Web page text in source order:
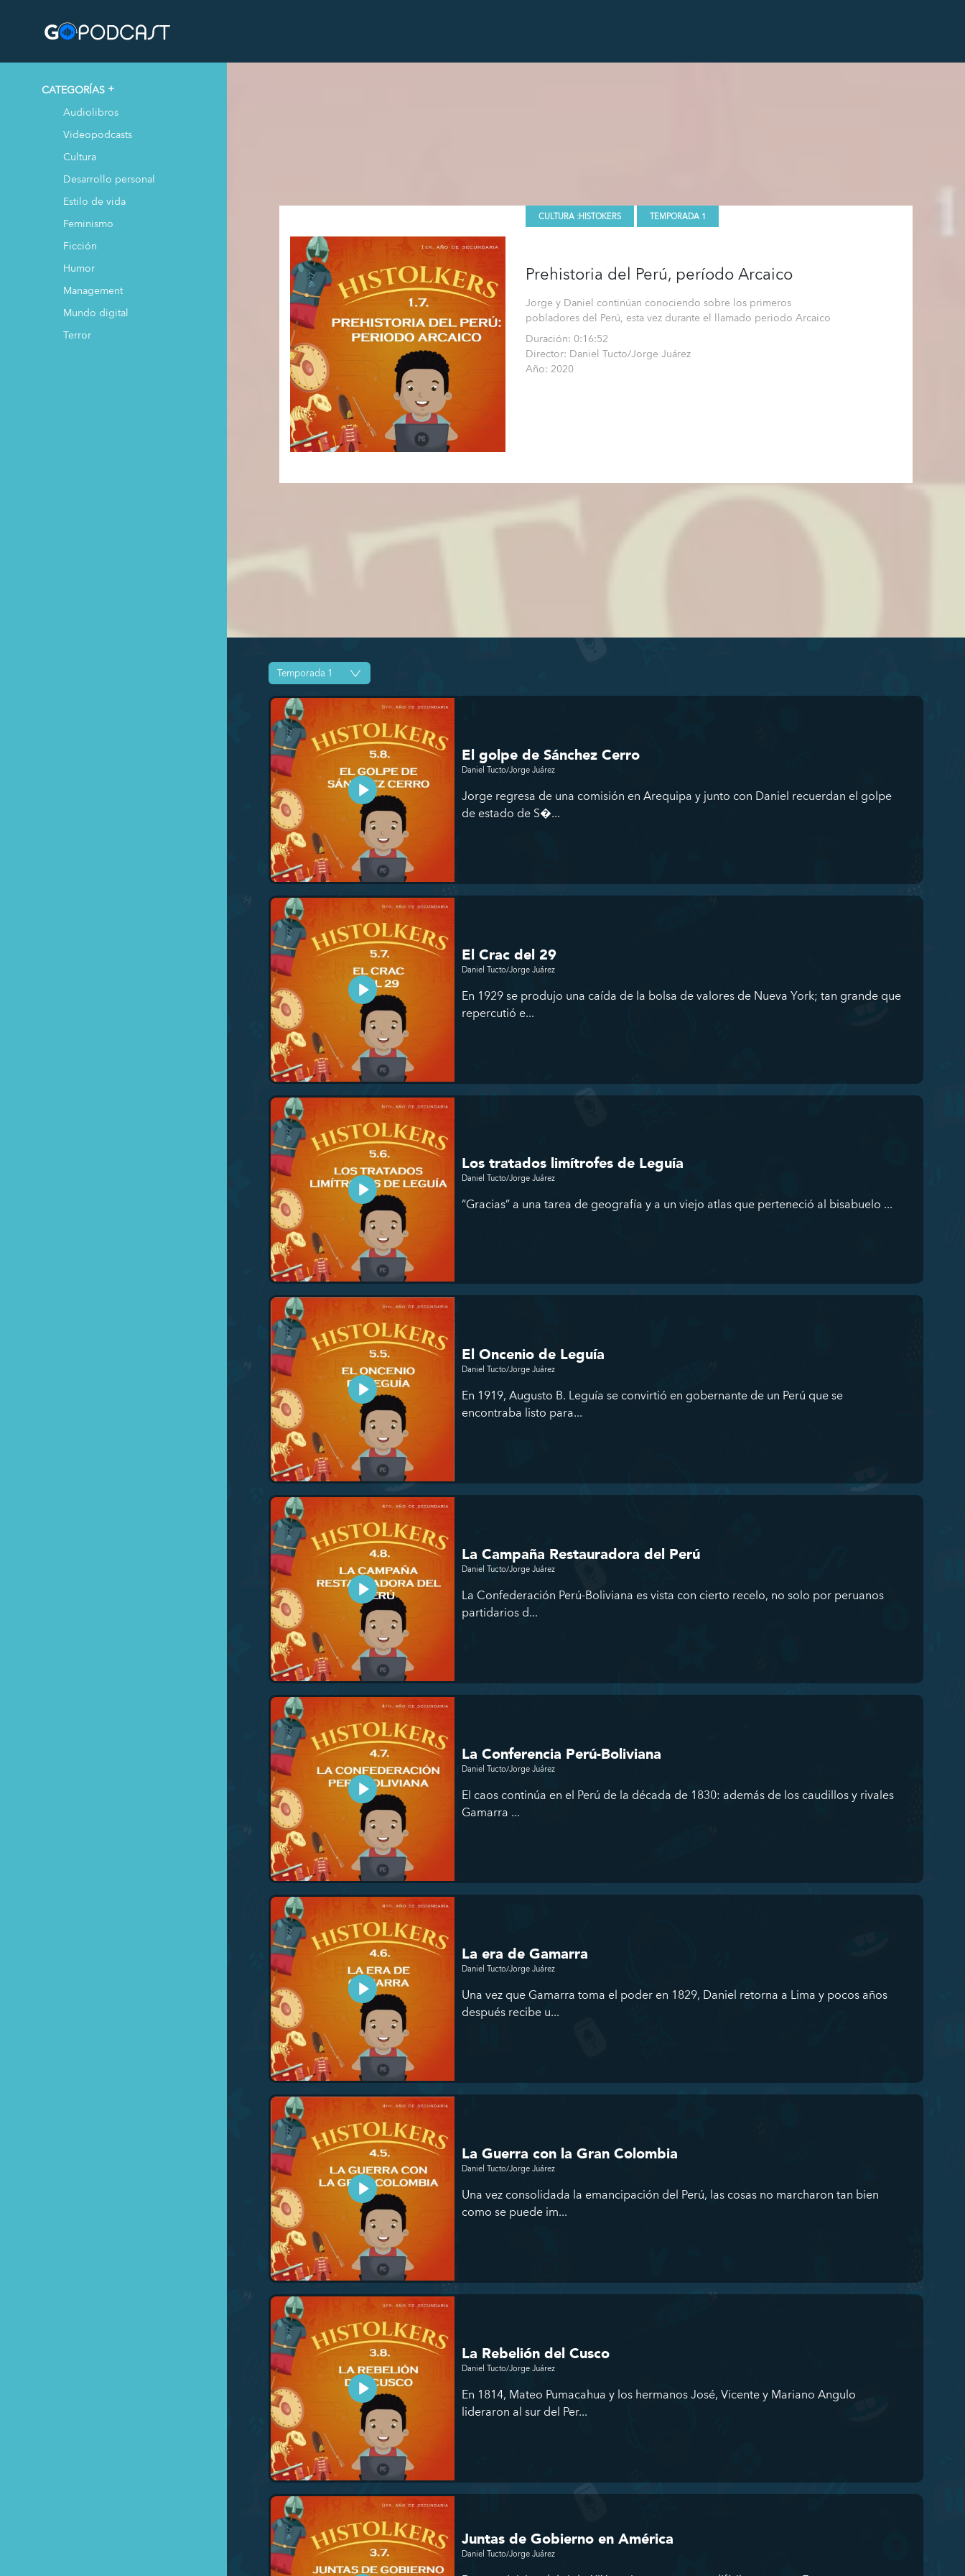
CATEGORÍAS
Audiolibros
Videopodcasts
Cultura
Desarrollo personal
Estilo de vida
Feminismo
Ficción
Humor
Management
Mundo digital
Terror
CULTURA :HISTOKERS TEMPORADA 1
Prehistoria del Perú, período Arcaico
Jorge y Daniel continúan conociendo sobre los primeros
pobladores del Perú, esta vez durante el llamado periodo Arcaico
Duración: 0:16:52
Director: Daniel Tucto/Jorge Juárez
Año: 2020
El golpe de Sánchez Cerro
Daniel Tucto/Jorge Juárez
Jorge regresa de una comisión en Arequipa y junto con Daniel recuerdan el golpe
de estado de S�...
El Crac del 29
Daniel Tucto/Jorge Juárez
En 1929 se produjo una caída de la bolsa de valores de Nueva York; tan grande que
repercutió e...
Los tratados limítrofes de Leguía
Daniel Tucto/Jorge Juárez
“Gracias” a una tarea de geografía y a un viejo atlas que perteneció al bisabuelo ...
El Oncenio de Leguía
Daniel Tucto/Jorge Juárez
En 1919, Augusto B. Leguía se convirtió en gobernante de un Perú que se
encontraba listo para...
La Campaña Restauradora del Perú
Daniel Tucto/Jorge Juárez
La Confederación Perú-Boliviana es vista con cierto recelo, no solo por peruanos
partidarios d...
La Conferencia Perú-Boliviana
Daniel Tucto/Jorge Juárez
El caos continúa en el Perú de la década de 1830: además de los caudillos y rivales
Gamarra ...
La era de Gamarra
Daniel Tucto/Jorge Juárez
Una vez que Gamarra toma el poder en 1829, Daniel retorna a Lima y pocos años
después recibe u...
La Guerra con la Gran Colombia
Daniel Tucto/Jorge Juárez
Una vez consolidada la emancipación del Perú, las cosas no marcharon tan bien
como se puede im...
La Rebelión del Cusco
Daniel Tucto/Jorge Juárez
En 1814, Mateo Pumacahua y los hermanos José, Vicente y Mariano Angulo
lideraron al sur del Per...
Juntas de Gobierno en América
Daniel Tucto/Jorge Juárez